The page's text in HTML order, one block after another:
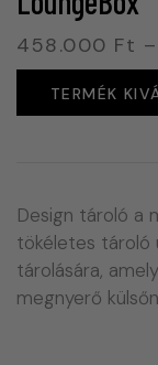
458.000 Ft –
TERMÉK
Design tároló a
tökéletes tároló
tárolására,
megnyerő